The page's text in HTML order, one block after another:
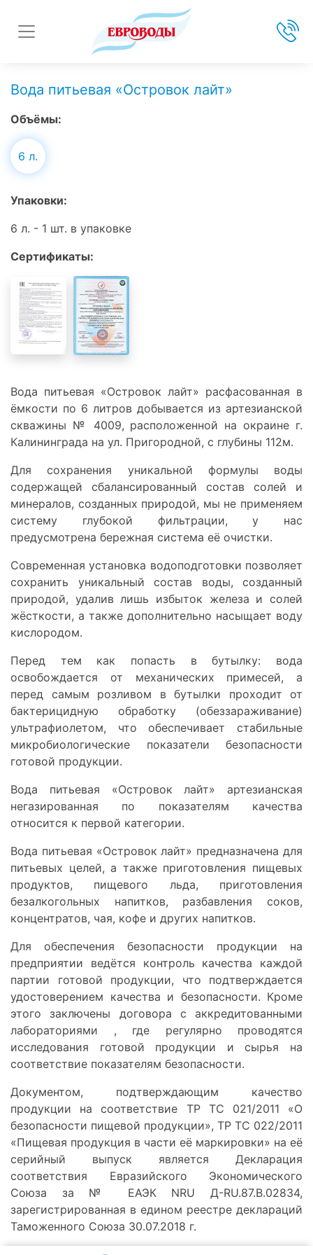
Вода питьевая «Островок лайт»
Объёмы:
6 л.
Упаковки:
6 л. - 1 шт. в упаковке
Сертификаты:
Вода питьевая «Островок лайт» расфасованная в
ёмкости по 6 литров добывается из артезианской
скважины № 4009, расположенной на окраине г.
Калининграда на ул. Пригородной, с глубины 112м.
Для сохранения уникальной формулы воды
содержащей сбалансированный состав солей и
минералов, созданных природой, мы не применяем
систему глубокой фильтрации, у нас
предусмотрена бережная система её очистки.
Современная установка водоподготовки позволяет
сохранить уникальный состав воды, созданный
природой, удалив лишь избыток железа и солей
жёсткости, а также дополнительно насыщает воду
кислородом.
Перед тем как попасть в бутылку: вода
освобождается от механических примесей, а
перед самым розливом в бутылки проходит от
бактерицидную обработку (обеззараживание)
ультрафиолетом, что обеспечивает стабильные
микробиологические показатели безопасности
готовой продукции.
Вода питьевая «Островок лайт» артезианская
негазированная по показателям качества
относится к первой категории.
Вода питьевая «Островок лайт» предназначена для
питьевых целей, а также приготовления пищевых
продуктов, пищевого льда, приготовления
безалкогольных напитков, разбавления соков,
концентратов, чая, кофе и других напитков.
Для обеспечения безопасности продукции на
предприятии ведётся контроль качества каждой
партии готовой продукции, что подтверждается
удостоверением качества и безопасности. Кроме
этого заключены договора с аккредитованными
лабораториями , где регулярно проводятся
исследования готовой продукции и сырья на
соответствие показателям безопасности.
Документом, подтверждающим качество
продукции на соответствие ТР ТС 021/2011 «О
безопасности пищевой продукции», ТР ТС 022/2011
«Пищевая продукция в части её маркировки» на её
серийный выпуск является Декларация
соответствия Евразийского Экономического
Союза за № ЕАЭК NRU Д-RU.87.B.02834,
зарегистрированная в едином реестре деклараций
Таможенного Союза 30.07.2018 г.